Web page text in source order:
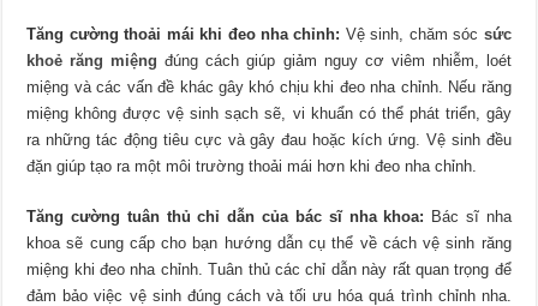
Tăng cường thoải mái khi đeo nha chỉnh: Vệ sinh, chăm sóc sức
khoẻ răng miệng đúng cách giúp giảm nguy cơ viêm nhiễm, loét
miệng và các vấn đề khác gây khó chịu khi đeo nha chỉnh. Nếu răng
miệng không được vệ sinh sạch sẽ, vi khuẩn có thể phát triển, gây
ra những tác động tiêu cực và gây đau hoặc kích ứng. Vệ sinh đều
đặn giúp tạo ra một môi trường thoải mái hơn khi đeo nha chỉnh.
Tăng cường tuân thủ chỉ dẫn của bác sĩ nha khoa: Bác sĩ nha
khoa sẽ cung cấp cho bạn hướng dẫn cụ thể về cách vệ sinh răng
miệng khi đeo nha chỉnh. Tuân thủ các chỉ dẫn này rất quan trọng để
đảm bảo việc vệ sinh đúng cách và tối ưu hóa quá trình chỉnh nha.